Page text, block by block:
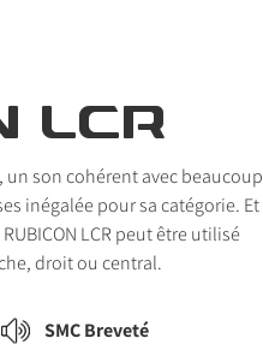
LCR
son cohérent avec beaucoup
inégalée pour sa catégorie. Et
LCR peut être utilisé
droit ou central.
SMC Breveté